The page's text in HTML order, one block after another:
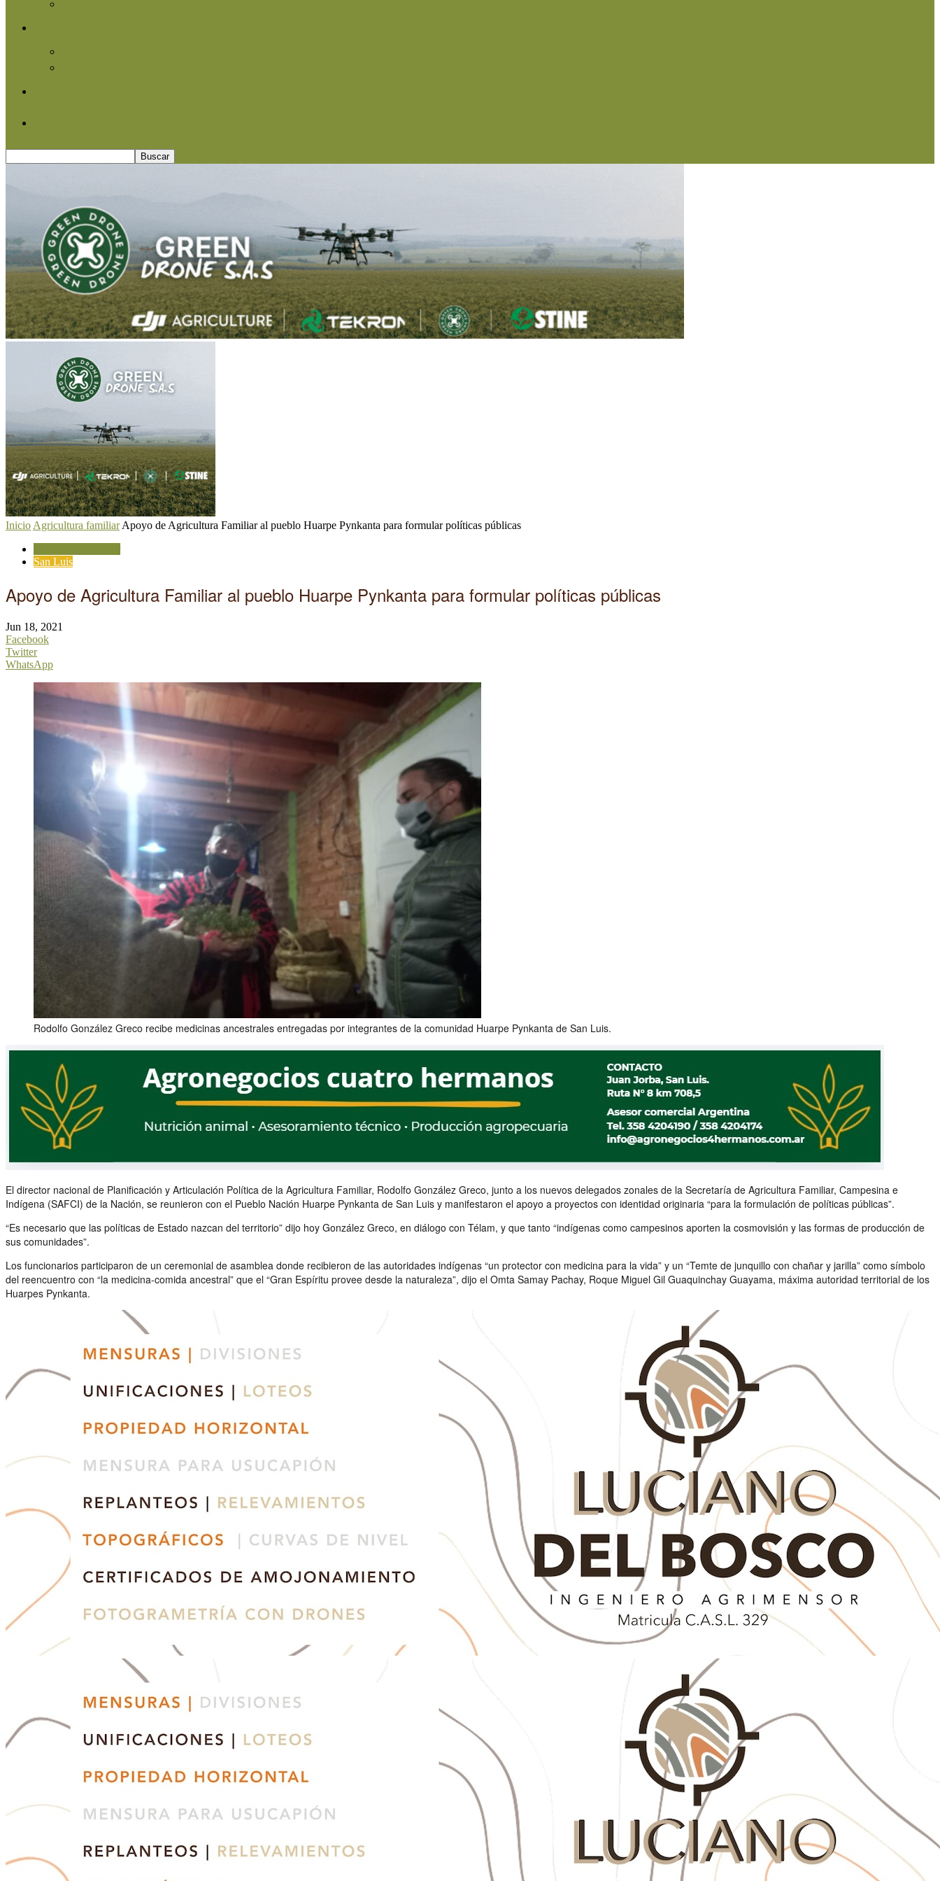
Inicio Agricultura familiar Apoyo de Agricultura Familiar al pueblo Huarpe Pynkanta para formular políticas públicas
San Luis
Apoyo de Agricultura Familiar al pueblo Huarpe Pynkanta para formular políticas públicas
Jun 18, 2021
Facebook
Twitter
WhatsApp
Rodolfo González Greco recibe medicinas ancestrales entregadas por integrantes de la comunidad Huarpe Pynkanta de San Luis.
El director nacional de Planificación y Articulación Política de la Agricultura Familiar, Rodolfo González Greco, junto a los nuevos delegados zonales de la Secretaría de Agricultura Familiar, Campesina e
Indígena (SAFCI) de la Nación, se reunieron con el Pueblo Nación Huarpe Pynkanta de San Luis y manifestaron el apoyo a proyectos con identidad originaria “para la formulación de políticas públicas”.
“Es necesario que las políticas de Estado nazcan del territorio” dijo hoy González Greco, en diálogo con Télam, y que tanto “indígenas como campesinos aporten la cosmovisión y las formas de producción de
sus comunidades”.
Los funcionarios participaron de un ceremonial de asamblea donde recibieron de las autoridades indígenas “un protector con medicina para la vida” y un “Temte de junquillo con chañar y jarilla” como símbolo
del reencuentro con “la medicina-comida ancestral” que el “Gran Espíritu provee desde la naturaleza”, dijo el Omta Samay Pachay, Roque Miguel Gil Guaquinchay Guayama, máxima autoridad territorial de los
Huarpes Pynkanta.